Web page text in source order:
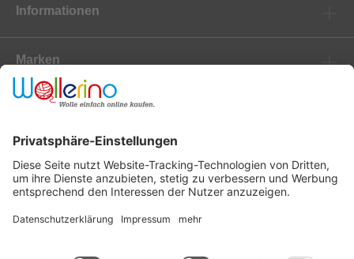
Informationen
Marken
Newsletter
Versanddienstleister